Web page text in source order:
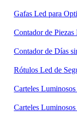
Gafas Led para
Contador de Piezas
Contador de Días
Rótulos Led de
Carteles
Carteles Luminosos